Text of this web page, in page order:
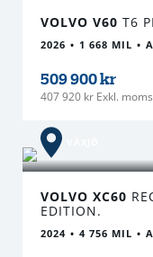
VOLVO V60 T6
2026 1 668 MIL
509 900 kr
407 920 kr Exkl. moms
VOLVO XC60
EDITION.
2024 4 756 MIL